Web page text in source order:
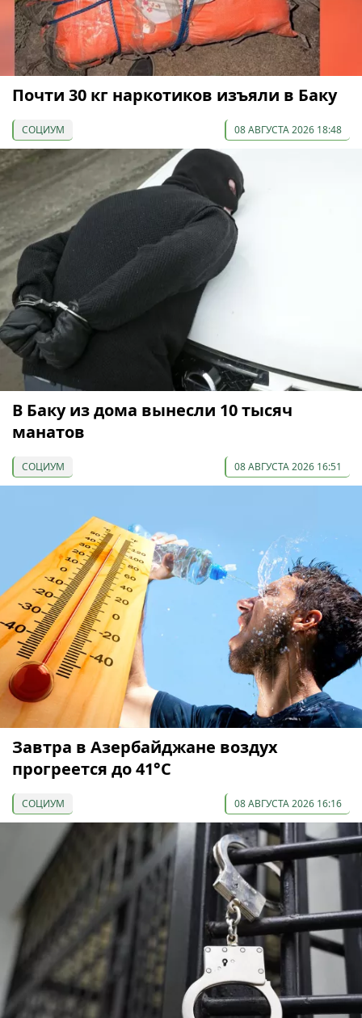
Почти 30 кг наркотиков изъяли в Баку
СОЦИУМ 08 АВГУСТА 2026 18:48
В Баку из дома вынесли 10 тысяч
манатов
СОЦИУМ 08 АВГУСТА 2026 16:51
Завтра в Азербайджане воздух
прогреется до 41°С
СОЦИУМ 08 АВГУСТА 2026 16:16